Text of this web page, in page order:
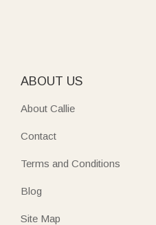
ABOUT US
About Callie
Contact
Terms and Conditions
Blog
Site Map